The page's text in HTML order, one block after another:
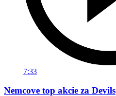
7:33
Nemcove top akcie za Devils